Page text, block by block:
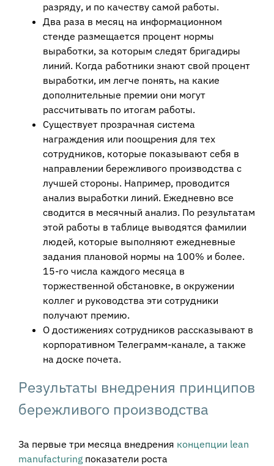
разряду, и по качеству самой работы.
Два раза в месяц на информационном
стенде размещается процент нормы
выработки, за которым следят бригадиры
линий. Когда работники знают свой процент
выработки, им легче понять, на какие
дополнительные премии они могут
рассчитывать по итогам работы.
Существует прозрачная система
награждения или поощрения для тех
сотрудников, которые показывают себя в
направлении бережливого производства с
лучшей стороны. Например, проводится
анализ выработки линий. Ежедневно все
сводится в месячный анализ. По результатам
этой работы в таблице выводятся фамилии
людей, которые выполняют ежедневные
задания плановой нормы на 100% и более.
15-го числа каждого месяца в
торжественной обстановке, в окружении
коллег и руководства эти сотрудники
получают премию.
О достижениях сотрудников рассказывают в
корпоративном Телеграмм-канале, а также
на доске почета.
Результаты внедрения принципов
бережливого производства
За первые три месяца внедрения концепции lean
manufacturingпоказатели роста